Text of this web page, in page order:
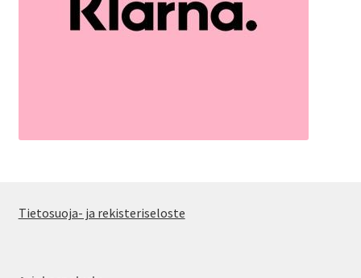
Tietosuoja- ja rekisteriseloste